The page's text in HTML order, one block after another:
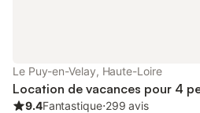
Le Puy-en-Velay, Haute-Loire
Location de vacances pour 4
9.4Fantastique⋅299 avis